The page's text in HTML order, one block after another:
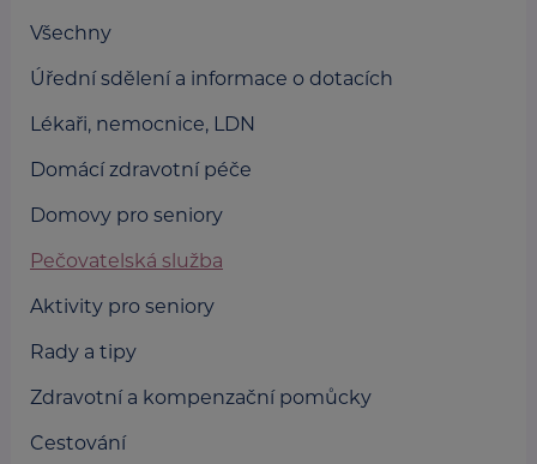
Všechny
Úřední sdělení a informace o dotacích
Lékaři, nemocnice, LDN
Domácí zdravotní péče
Domovy pro seniory
Pečovatelská služba
Aktivity pro seniory
Rady a tipy
Zdravotní a kompenzační pomůcky
Cestování